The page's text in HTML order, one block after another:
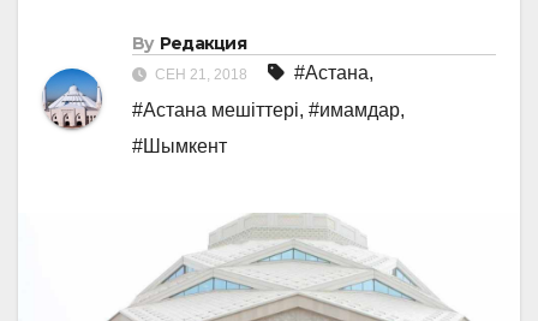
By Редакция
СЕН 21, 2018 #Астана,
#Астана мешіттері, #имамдар,
#Шымкент